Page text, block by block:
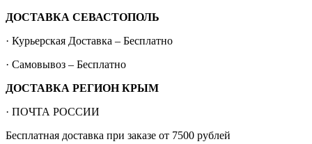
ДОСТАВКА СЕВАСТОПОЛЬ
· Курьерская Доставка – Бесплатно
· Самовывоз – Бесплатно
ДОСТАВКА РЕГИОН КРЫМ
· ПОЧТА РОССИИ
Бесплатная доставка при заказе от 7500 рублей